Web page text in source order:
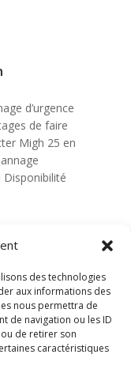
des technologies
aux informations des
nous permettra de
de navigation ou les ID
de retirer son
caractéristiques
d’urgence
de faire
Migh 25 en
Disponibilité